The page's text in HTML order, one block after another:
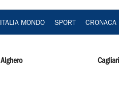
ITALIA MONDO SPORT CRONACA
Alghero Cagliari